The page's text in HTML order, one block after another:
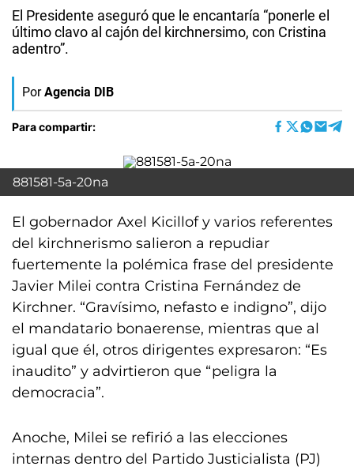
El Presidente aseguró que le encantaría “ponerle el
último clavo al cajón del kirchnersimo, con Cristina
adentro”.
Por Agencia DIB
Para compartir:
881581-5a-20na
El gobernador Axel Kicillof y varios referentes
del kirchnerismo salieron a repudiar
fuertemente la polémica frase del presidente
Javier Milei contra Cristina Fernández de
Kirchner. “Gravísimo, nefasto e indigno”, dijo
el mandatario bonaerense, mientras que al
igual que él, otros dirigentes expresaron: “Es
inaudito” y advirtieron que “peligra la
democracia”.
Anoche, Milei se refirió a las elecciones
internas dentro del Partido Justicialista (PJ)